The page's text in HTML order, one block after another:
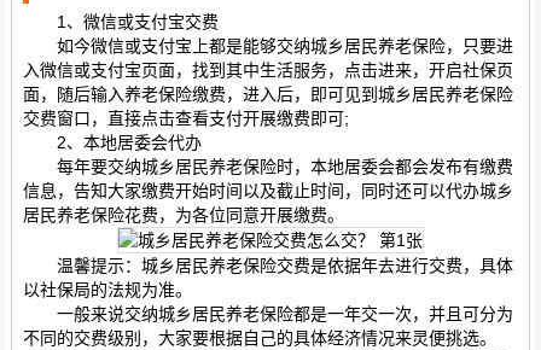
1、微信或支付宝交费
如今微信或支付宝上都是能够交纳城乡居民养老保险，只要进
入微信或支付宝页面，找到其中生活服务，点击进来，开启社保页
面，随后输入养老保险缴费，进入后，即可见到城乡居民养老保险
交费窗口，直接点击查看支付开展缴费即可;
2、本地居委会代办
每年要交纳城乡居民养老保险时，本地居委会都会发布有缴费
信息，告知大家缴费开始时间以及截止时间，同时还可以代办城乡
居民养老保险花费，为各位同意开展缴费。
温馨提示：城乡居民养老保险交费是依据年去进行交费，具体
以社保局的法规为准。
一般来说交纳城乡居民养老保险都是一年交一次，并且可分为
不同的交费级别，大家要根据自己的具体经济情况来灵便挑选。